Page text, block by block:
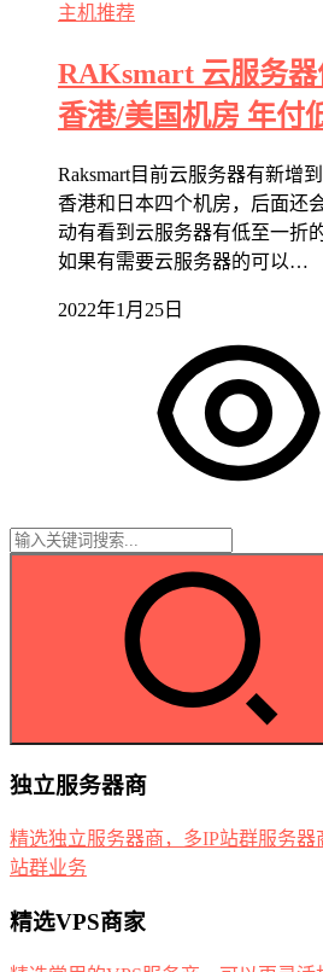
主机推荐
RAKsmart 云服务
香港/美国机房 年付
Raksmart目前云服务器有新增
香港和日本四个机房，后面还
动有看到云服务器有低至一折
如果有需要云服务器的可以…
2022年1月25日
独立服务器商
精选独立服务器商，多IP站群服务
站群业务
精选VPS商家